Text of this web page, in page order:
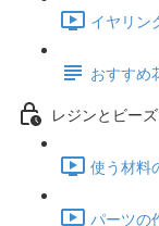
イヤリン
おすすめ
レジンとビー
使う材料
パーツの